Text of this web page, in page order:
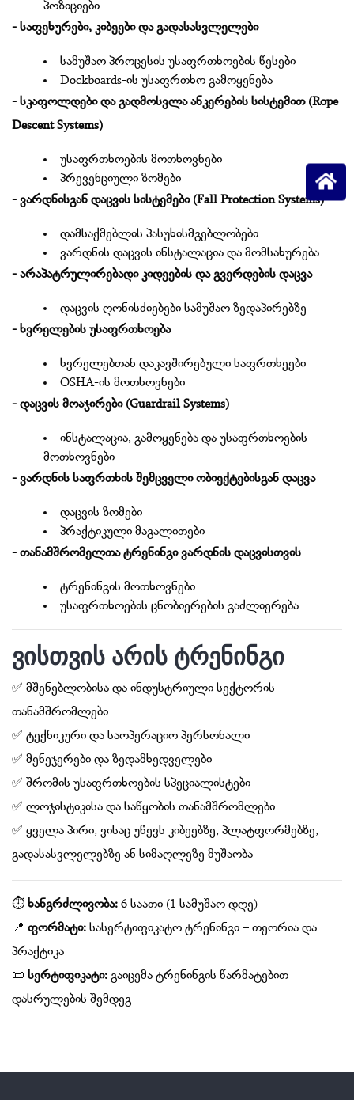
პოზიციები
- საფეხურები, კიბეები და გადასასვლელები
სამუშაო პროცესის უსაფრთხოების წესები
Dockboards-ის უსაფრთხო გამოყენება
- სკაფოლდები და გადმოსვლა ანკერების სისტემით (Rope
Descent Systems)
უსაფრთხოების მოთხოვნები
პრევენციული ზომები
- ვარდნისგან დაცვის სისტემები (Fall Protection Systems)
დამსაქმებლის პასუხისმგებლობები
ვარდნის დაცვის ინსტალაცია და მომსახურება
- არაპატრულირებადი კიდეების და გვერდების დაცვა
დაცვის ღონისძიებები სამუშაო ზედაპირებზე
- ხვრელების უსაფრთხოება
ხვრელებთან დაკავშირებული საფრთხეები
OSHA-ის მოთხოვნები
- დაცვის მოაჯირები (Guardrail Systems)
ინსტალაცია, გამოყენება და უსაფრთხოების
მოთხოვნები
- ვარდნის საფრთხის შემცველი ობიექტებისგან დაცვა
დაცვის ზომები
პრაქტიკული მაგალითები
- თანამშრომელთა ტრენინგი ვარდნის დაცვისთვის
ტრენინგის მოთხოვნები
უსაფრთხოების ცნობიერების გაძლიერება
ვისთვის არის ტრენინგი
✅ მშენებლობისა და ინდუსტრიული სექტორის
თანამშრომლები
✅ ტექნიკური და საოპერაციო პერსონალი
✅ მენეჯერები და ზედამხედველები
✅ შრომის უსაფრთხოების სპეციალისტები
✅ ლოჯისტიკისა და საწყობის თანამშრომლები
✅ ყველა პირი, ვისაც უწევს კიბეებზე, პლატფორმებზე,
გადასასვლელებზე ან სიმაღლეზე მუშაობა
⏱ ხანგრძლივობა: 6 საათი (1 სამუშაო დღე)
📍 ფორმატი: სასერტიფიკატო ტრენინგი – თეორია და
პრაქტიკა
📜 სერტიფიკატი: გაიცემა ტრენინგის წარმატებით
დასრულების შემდეგ